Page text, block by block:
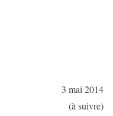
3 mai 2014
(à suivre)